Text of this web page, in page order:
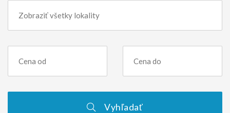
Vyhľadať